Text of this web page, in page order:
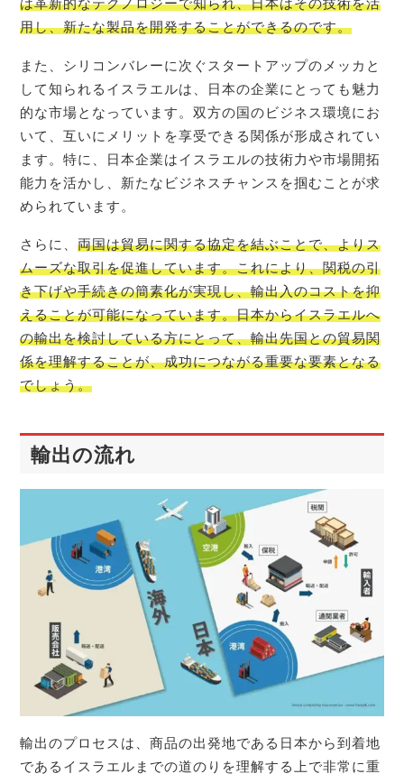
用し、新たな製品を開発することができるのです。
また、シリコンバレーに次ぐスタートアップのメッカと
して知られるイスラエルは、日本の企業にとっても魅力
的な市場となっています。双方の国のビジネス環境にお
いて、互いにメリットを享受できる関係が形成されてい
ます。特に、日本企業はイスラエルの技術力や市場開拓
能力を活かし、新たなビジネスチャンスを掴むことが求
められています。
さらに、両国は貿易に関する協定を結ぶことで、よりス
ムーズな取引を促進しています。これにより、関税の引
き下げや手続きの簡素化が実現し、輸出入のコストを抑
えることが可能になっています。日本からイスラエルへ
の輸出を検討している方にとって、輸出先国との貿易関
係を理解することが、成功につながる重要な要素となる
でしょう。
輸出の流れ
輸出のプロセスは、商品の出発地である日本から到着地
であるイスラエルまでの道のりを理解する上で非常に重